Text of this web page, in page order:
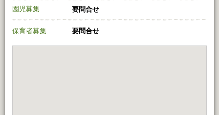
園児募集 要問合せ
保育者募集 要問合せ